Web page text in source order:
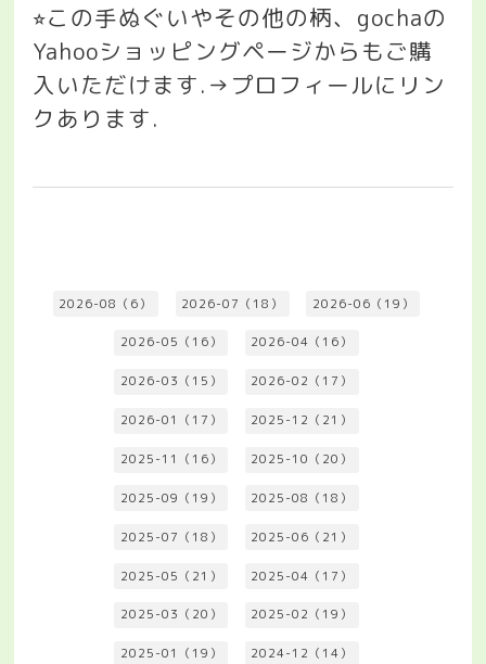
⭐︎この手ぬぐいやその他の柄、 gochaの
Yahooショッピングページからもご購
入いただけます.→ プロフィールにリン
クあります.
2026-08（6） 2026-07（18） 2026-06（19）
2026-05（16） 2026-04（16）
2026-03（15） 2026-02（17）
2026-01（17） 2025-12（21）
2025-11（16） 2025-10（20）
2025-09（19） 2025-08（18）
2025-07（18） 2025-06（21）
2025-05（21） 2025-04（17）
2025-03（20） 2025-02（19）
2025-01（19） 2024-12（14）